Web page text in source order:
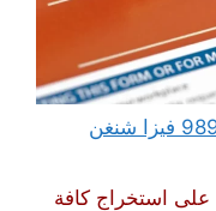
مكتب استخراج فيزا شنغن 98951133 فيزا شنغن
استخراج كافة